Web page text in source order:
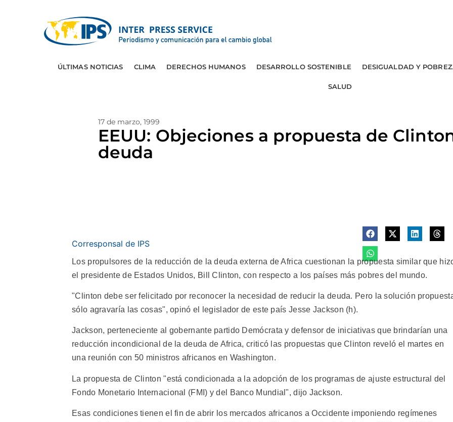
ÚLTIMAS NOTICIAS CLIMA DERECHOS HUMANOS DESARROLLO SOSTENIBLE DESIGUALDAD Y
SALUD
17 de marzo, 1999
EEUU: Objeciones a propuesta de
deuda
Corresponsal de IPS
Los propulsores de la reducción de la deuda externa de Africa cuestionan la propuesta similar que
el presidente de Estados Unidos, Bill Clinton, con respecto a los países más pobres del mundo.
"Clinton debe ser felicitado por reconocer la necesidad de reducir la deuda. Pero la solución
sólo agravaría las cosas", opinó el legislador de este país Jesse Jackson (h).
Jackson, perteneciente al gobernante partido Demócrata y defensor de iniciativas que brindarían una
reducción incondicional de la deuda de Africa, criticó las propuestas que Clinton reveló el martes en
una reunión con 50 ministros africanos en Washington.
La propuesta de Clinton "está condicionada a la adopción de los programas de ajuste estructural del
Fondo Monetario Internacional (FMI) y del Banco Mundial", dijo Jackson.
Esas condiciones tienen el fin de abrir los mercados africanos a Occidente imponiendo regímenes